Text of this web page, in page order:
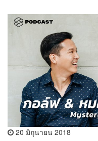
20 มิถุนายน 2018